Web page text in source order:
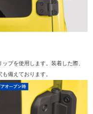
プを使用します。装着した際、
備えております。